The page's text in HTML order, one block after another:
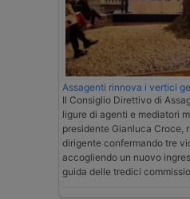
Assagenti rinnova i vertici
Il Consiglio Direttivo di
ligure di agenti e mediatori
presidente Gianluca Croce,
dirigente confermando tre
accogliendo un nuovo
guida delle tredici